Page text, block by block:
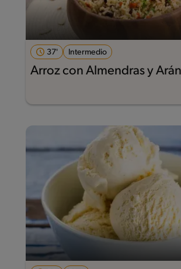
37' Intermedio
Arroz con Almendras y